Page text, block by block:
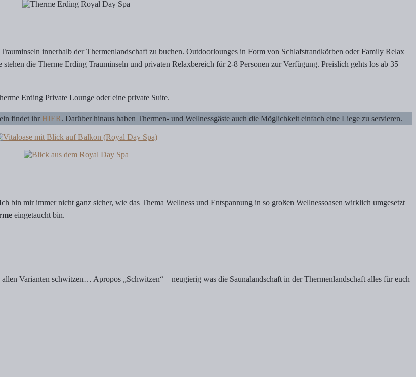
innerhalb der Thermenlandschaft zu buchen. Outdoorlounges in Form von Schlafstrandkörben oder Family Relax
die Therme Erding Trauminseln und privaten Relaxbereich für 2-8 Personen zur Verfügung. Preislich gehts los ab 35
Erding Private Lounge oder eine private Suite.
findet ihr HIER. Darüber hinaus haben Thermen- und Wellnessgäste auch die Möglichkeit einfach eine Liege zu servieren.
bin mir immer nicht ganz sicher, wie das Thema Wellness und Entspannung in so großen Wellnessoasen wirklich umgesetzt
eingetaucht bin.
Varianten schwitzen… Apropos „Schwitzen“ – neugierig was die Saunalandschaft in der Thermenlandschaft alles für euch